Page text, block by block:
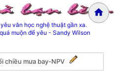
văn học nghệ thuật gần xa.
muộn để yêu - Sandy Wilson
chiều mưa bay-NPV